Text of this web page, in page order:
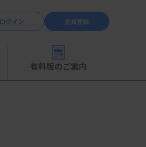
ログイン 会員登録
有料版のご案内